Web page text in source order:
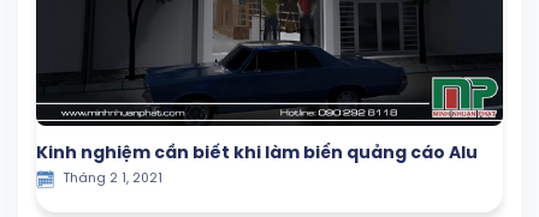
Kinh nghiệm cần biết khi làm biển quảng cáo Alu
Tháng 2 1, 2021